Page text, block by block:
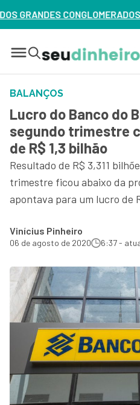
NO BRASIL? VEJA ERROS
BALANÇOS
Lucro do Banco do
segundo trimestre
de R$ 1,3 bilhão
Resultado de R$ 3,311
trimestre ficou abaixo da
apontava para um lucro de
Vinícius Pinheiro
06 de agosto de 2020 6:37 -